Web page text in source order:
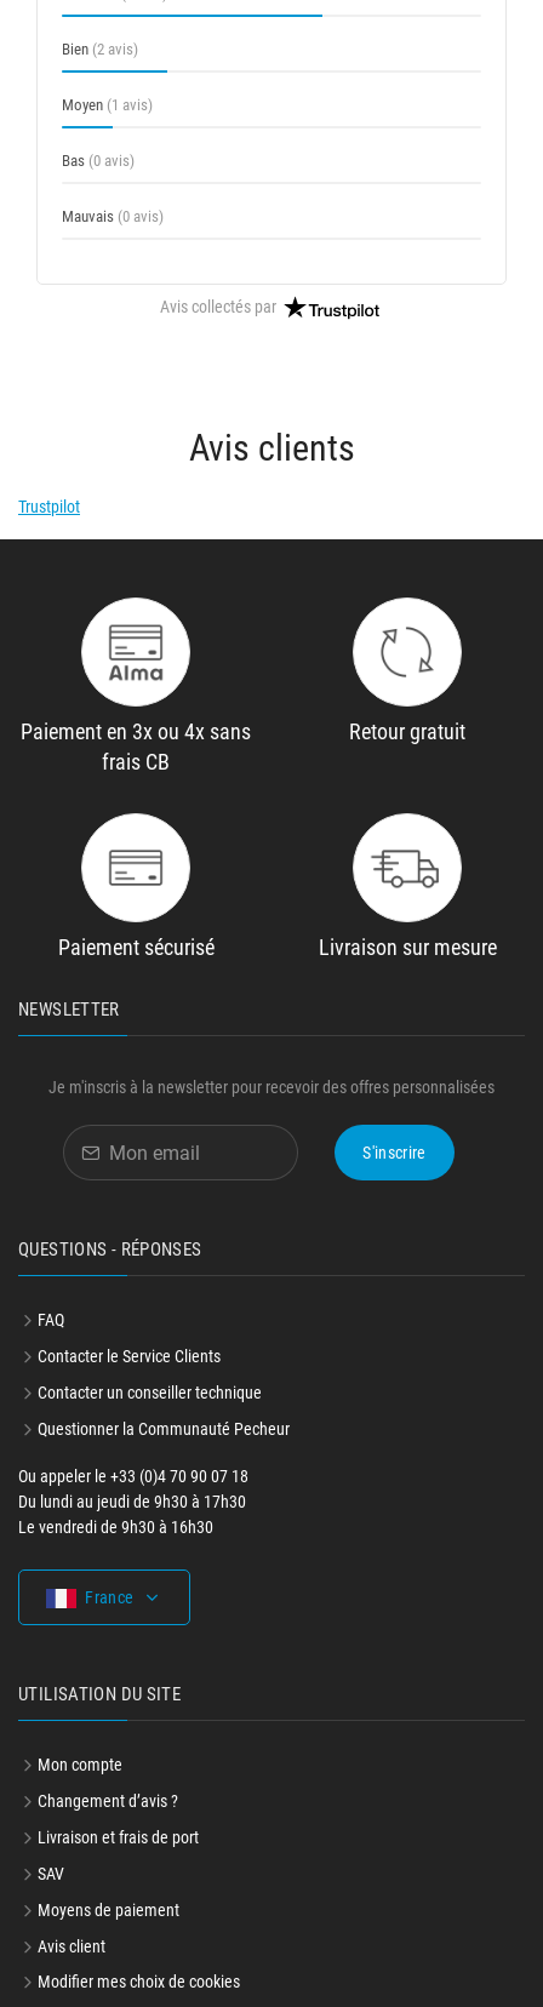
Bien (2 avis)
Moyen (1 avis)
Bas (0 avis)
Mauvais (0 avis)
Avis collectés par
Avis clients
Trustpilot
Paiement en 3x ou 4x sans
frais CB
Retour gratuit
Paiement sécurisé Livraison sur mesure
NEWSLETTER
Je m'inscris à la newsletter pour recevoir des offres personnalisées
S'inscrire
QUESTIONS - RÉPONSES
FAQ
Contacter le Service Clients
Contacter un conseiller technique
Questionner la Communauté Pecheur
Ou appeler le +33 (0)4 70 90 07 18
Du lundi au jeudi de 9h30 à 17h30
Le vendredi de 9h30 à 16h30
France
UTILISATION DU SITE
Mon compte
Changement d’avis ?
Livraison et frais de port
SAV
Moyens de paiement
Avis client
Modifier mes choix de cookies